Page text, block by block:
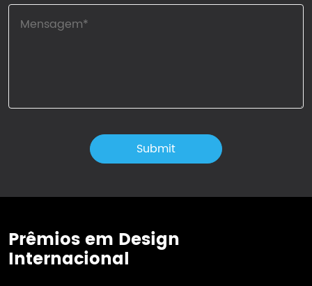
Prêmios em Design
Internacional